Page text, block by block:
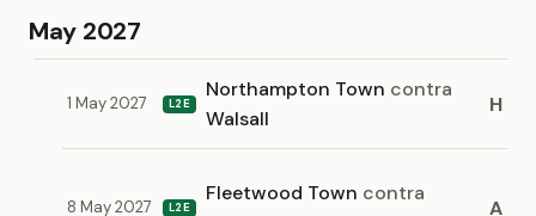
May 2027
1 May 2027 L2E
Northampton Town contra
Walsall
H
8 May 2027 L2E
Fleetwood Town contra
A